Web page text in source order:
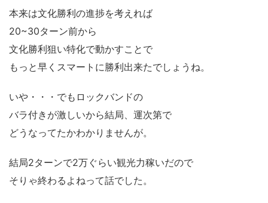
本来は文化勝利の進捗を考えれば
20~30ターン前から
文化勝利狙い特化で動かすことで
もっと早くスマートに勝利出来たでしょうね。
いや・・・でもロックバンドの
バラ付きが激しいから結局、運次第で
どうなってたかわかりませんが。
結局2ターンで2万ぐらい観光力稼いだので
そりゃ終わるよねって話でした。